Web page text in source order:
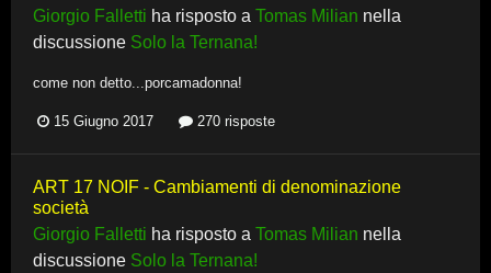
Giorgio Falletti ha risposto a Tomas Milian nella
discussione Solo la Ternana!
come non detto...porcamadonna!
15 Giugno 2017 270 risposte
ART 17 NOIF - Cambiamenti di denominazione
società
Giorgio Falletti ha risposto a Tomas Milian nella
discussione Solo la Ternana!